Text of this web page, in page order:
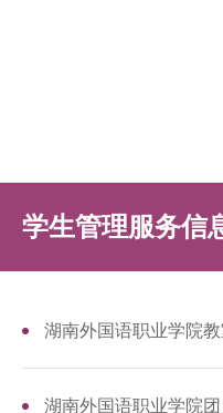
学生管理服务信
湖南外国语职业学院
湖南外国语职业学院